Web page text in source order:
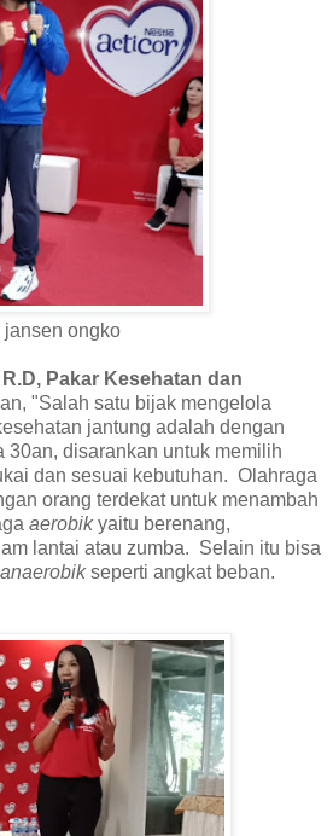
jansen ongko
Pakar Kesehatan dan
"Salah satu bijak mengelola
jantung adalah dengan
disarankan untuk memilih
dan sesuai kebutuhan. Olahraga
orang terdekat untuk menambah
aerobikyaitu berenang,
lantai atau zumba. Selain itu bisa
anaerobikseperti angkat beban.